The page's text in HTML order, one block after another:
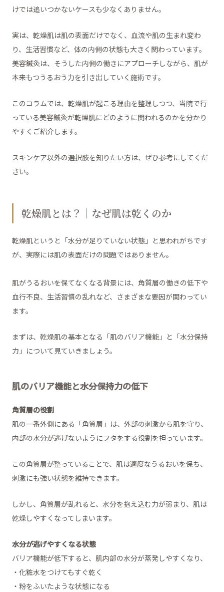
けでは追いつかないケースも少なくありません。
実は、乾燥肌は肌の表面だけでなく、血流や肌の生まれ変わ
り、生活習慣など、体の内側の状態も大きく関わっています。
美容鍼灸は、そうした内側の働きにアプローチしながら、肌が
本来もつうるおう力を引き出していく施術です。
このコラムでは、乾燥肌が起こる理由を整理しつつ、当院で行
っている美容鍼灸が乾燥肌にどのように関われるのかを分かり
やすくご紹介します。
スキンケア以外の選択肢を知りたい方は、ぜひ参考にしてくだ
さい。
乾燥肌とは？｜なぜ肌は乾くのか
乾燥肌というと「水分が足りていない状態」と思われがちです
が、実際には肌の表面だけの問題ではありません。
肌がうるおいを保てなくなる背景には、角質層の働きの低下や
血行不良、生活習慣の乱れなど、さまざまな要因が関わってい
ます。
まずは、乾燥肌の基本となる「肌のバリア機能」と「水分保持
力」について見ていきましょう。
肌のバリア機能と水分保持力の低下
角質層の役割
肌の一番外側にある「角質層」は、外部の刺激から肌を守り、
内部の水分が逃げないようにフタをする役割を担っています。
この角質層が整っていることで、肌は適度なうるおいを保ち、
刺激にも強い状態を維持できます。
しかし、角質層が乱れると、水分を抱え込む力が弱まり、肌は
乾燥しやすくなってしまいます。
水分が逃げやすくなる状態
バリア機能が低下すると、肌内部の水分が蒸発しやすくなり、
・化粧水をつけてもすぐ乾く
・粉をふいたような状態になる